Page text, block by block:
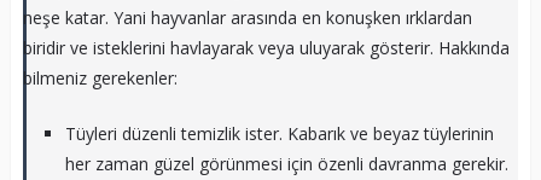
neşe katar. Yani hayvanlar arasında en konuşken ırklardan
biridir ve isteklerini havlayarak veya uluyarak gösterir. Hakkında
bilmeniz gerekenler:
Tüyleri düzenli temizlik ister. Kabarık ve beyaz tüylerinin
her zaman güzel görünmesi için özenli davranma gerekir.